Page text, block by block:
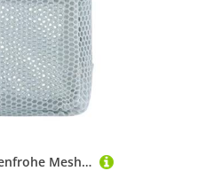
Einzigartige Farbenfrohe Meshes Make Up Organisatoren Kompakte Reisefreundliche Hygienische Hygienische Lagerbeutel Für Toilettenartikel Schönheitsprodukte Bunte Meshes Kosmetische Beutel Für Reisen